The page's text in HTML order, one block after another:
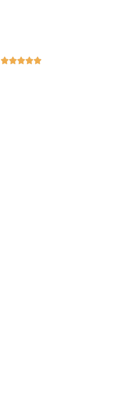
